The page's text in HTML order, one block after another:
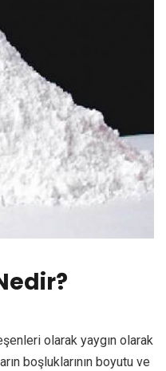
olarak yaygın olarak
boşluklarının boyutu ve